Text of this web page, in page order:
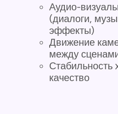
Аудио-
(диалоги,
эффекты)
Движение
между
Стабильность
качество